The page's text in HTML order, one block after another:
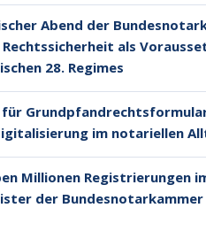
Abend der
Rechtssicherheit als
28. Regimes
im notariellen
Millionen Registrierungen
der Bundesnotarkammer